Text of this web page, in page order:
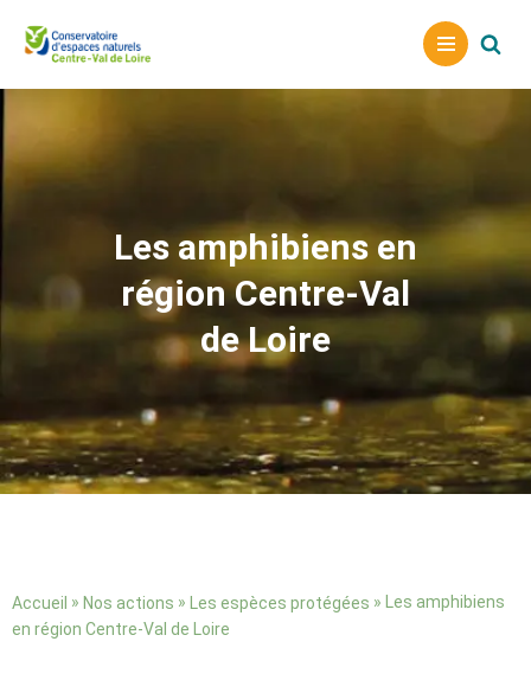
l
u
Les amphibiens en
région Centre-Val
de Loire
Accueil » Nos actions » Les espèces protégées »
Les amphibiens
en région Centre-Val de Loire